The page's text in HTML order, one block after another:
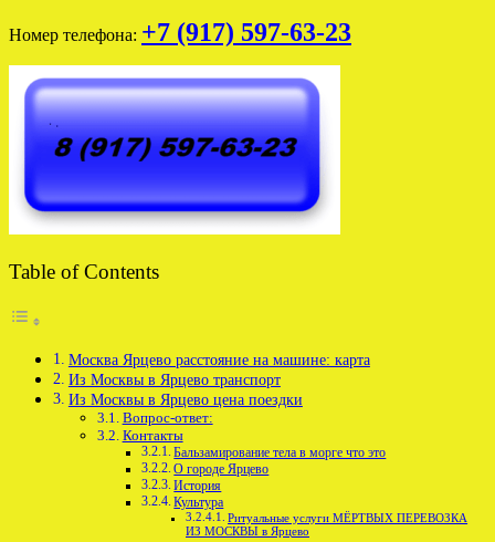
Номер телефона: +7 (917) 597-63-23
Table of Contents
Москва Ярцево расстояние на машине: карта
Из Москвы в Ярцево транспорт
Из Москвы в Ярцево цена поездки
Вопрос-ответ:
Контакты
Бальзамирование тела в морге что это
О городе Ярцево
История
Культура
Ритуальные услуги МЁРТВЫХ ПЕРЕВОЗКА
ИЗ МОСКВЫ в Ярцево